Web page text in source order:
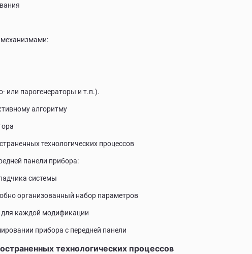
или парогенераторы и т.п.).
алгоритму
технологических процессов
панели прибора:
системы
организованный набор параметров
для каждой модификации
прибора с передней панели
технологических процессов